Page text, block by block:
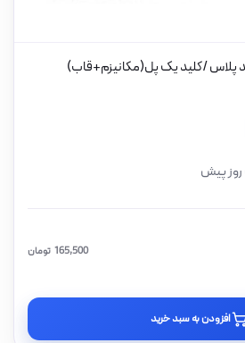
پلاس /کلید یک پل(مکانیزم+قاب)
روز پیش
تومان 165,500
افزودن به سبد خرید